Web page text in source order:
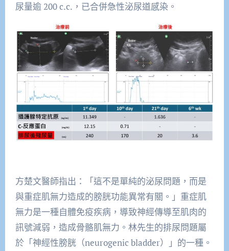
尿量逾 200 c.c.，已合併急性泌尿道感染。
方楚文醫師指出：「這不是單純的泌尿問題，而是
與重症肌無力造成的膀胱功能異常有關。」重症肌
無力是一種自體免疫疾病，導致神經傳導至肌肉的
訊號減弱，造成骨骼肌無力。林先生的排尿問題屬
於「神經性膀胱（neurogenic bladder）」的一種。